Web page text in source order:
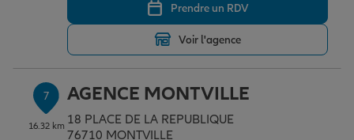
Prendre un RDV
Voir l'agence
7
16.32 km
AGENCE MONTVILLE
18 PLACE DE LA REPUBLIQUE
76710 MONTVILLE